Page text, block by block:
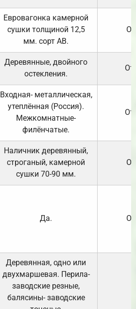
Евровагонка камерной
сушки толщиной 12,5
мм. сорт АВ.
Деревянные, двойного
остекления.
Входная- металлическая,
утеплённая (Россия).
Межкомнатные-
филёнчатые.
Наличник деревянный,
строганый, камерной
сушки 70-90 мм.
Да.
Деревянная, одно или
двухмаршевая. Перила-
заводские резные,
балясины- заводские